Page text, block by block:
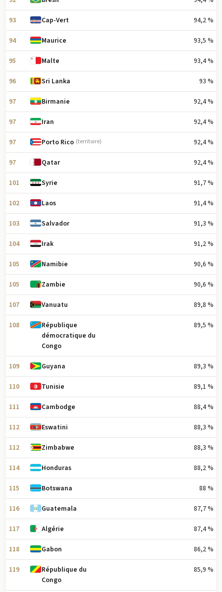
93 Cap-Vert 94,2 %
94 Maurice 93,5 %
95 Malte 93,4 %
96 Sri Lanka 93 %
97 Birmanie 92,4 %
97 Iran 92,4 %
97 Porto Rico (territoire) 92,4 %
97 Qatar 92,4 %
101 Syrie 91,7 %
102 Laos 91,4 %
103 Salvador 91,3 %
104 Irak 91,2 %
105 Namibie 90,6 %
105 Zambie 90,6 %
107 Vanuatu 89,8 %
108
République
démocratique du
Congo
89,5 %
109 Guyana 89,3 %
110 Tunisie 89,1 %
111 Cambodge 88,4 %
112 Eswatini 88,3 %
112 Zimbabwe 88,3 %
114 Honduras 88,2 %
115 Botswana 88 %
116 Guatemala 87,7 %
117 Algérie 87,4 %
118 Gabon 86,2 %
119
République du
Congo
85,9 %